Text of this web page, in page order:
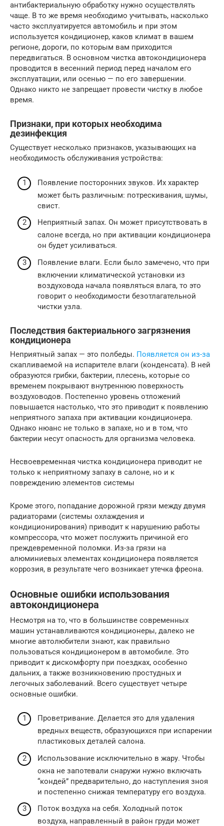
антибактериальную обработку нужно осуществлять
чаще. В то же время необходимо учитывать, насколько
часто эксплуатируется автомобиль и при этом
используется кондиционер, каков климат в вашем
регионе, дороги, по которым вам приходится
передвигаться. В основном чистка автокондиционера
проводится в весенний период перед началом его
эксплуатации, или осенью — по его завершении.
Однако никто не запрещает провести чистку в любое
время.
Признаки, при которых необходима
дезинфекция
Существует несколько признаков, указывающих на
необходимость обслуживания устройства:
Появление посторонних звуков. Их характер
может быть различным: потрескивания, шумы,
свист.
Неприятный запах. Он может присутствовать в
салоне всегда, но при активации кондиционера
он будет усиливаться.
Появление влаги. Если было замечено, что при
включении климатической установки из
воздуховода начала появляться влага, то это
говорит о необходимости безотлагательной
чистки узла.
Последствия бактериального загрязнения
кондиционера
Неприятный запах — это полбеды. Появляется он из-за
скапливаемой на испарителе влаги (конденсата). В ней
образуются грибки, бактерии, плесень, которые со
временем покрывают внутреннюю поверхность
воздуховодов. Постепенно уровень отложений
повышается настолько, что это приводит к появлению
неприятного запаха при активации кондиционера.
Однако нюанс не только в запахе, но и в том, что
бактерии несут опасность для организма человека.
Несвоевременная чистка кондиционера приводит не
только к неприятному запаху в салоне, но и к
повреждению элементов системы
Кроме этого, попадание дорожной грязи между двумя
радиаторами (системы охлаждения и
кондиционирования) приводит к нарушению работы
компрессора, что может послужить причиной его
преждевременной поломки. Из-за грязи на
алюминиевых элементах кондиционера появляется
коррозия, в результате чего возникает утечка фреона.
Основные ошибки использования
автокондиционера
Несмотря на то, что в большинстве современных
машин устанавливаются кондиционеры, далеко не
многие автолюбители знают, как правильно
пользоваться кондиционером в автомобиле. Это
приводит к дискомфорту при поездках, особенно
дальних, а также возникновению простудных и
легочных заболеваний. Всего существует четыре
основные ошибки.
Проветривание. Делается это для удаления
вредных веществ, образующихся при испарении
пластиковых деталей салона.
Использование исключительно в жару. Чтобы
окна не запотевали снаружи нужно включать
“кондей” предварительно, до наступления зноя
и постепенно снижая температуру его воздуха.
Поток воздуха на себя. Холодный поток
воздуха, направленный в район груди может